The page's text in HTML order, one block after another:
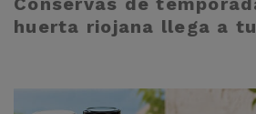
huerta riojana llega a